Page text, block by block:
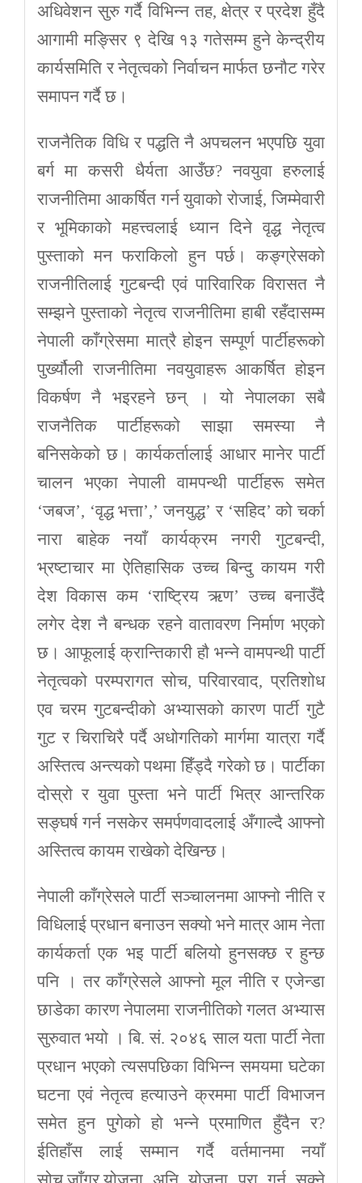
अधिवेशन सुरु गर्दै विभिन्न तह, क्षेत्र र प्रदेश हुँदै
आगामी मङ्सिर ९ देखि १३ गतेसम्म हुने केन्द्रीय
कार्यसमिति र नेतृत्वको निर्वाचन मार्फत छनौट गरेर
समापन गर्दै छ।
राजनैतिक विधि र पद्धति नै अपचलन भएपछि युवा
बर्ग मा कसरी धैर्यता आउँछ? नवयुवा हरुलाई
राजनीतिमा आकर्षित गर्न युवाको रोजाई, जिम्मेवारी
र भूमिकाको महत्त्वलाई ध्यान दिने वृद्ध नेतृत्व
पुस्ताको मन फराकिलो हुन पर्छ। कङ्ग्रेसको
राजनीतिलाई गुटबन्दी एवं पारिवारिक विरासत नै
सम्झने पुस्ताको नेतृत्व राजनीतिमा हाबी रहँदासम्म
नेपाली काँग्रेसमा मात्रै होइन सम्पूर्ण पार्टीहरूको
पुर्ख्यौली राजनीतिमा नवयुवाहरू आकर्षित होइन
विकर्षण नै भइरहने छन् । यो नेपालका सबै
राजनैतिक पार्टीहरूको साझा समस्या नै
बनिसकेको छ। कार्यकर्तालाई आधार मानेर पार्टी
चालन भएका नेपाली वामपन्थी पार्टीहरू समेत
‘जबज’, ‘वृद्ध भत्ता’,’ जनयुद्ध’ र ‘सहिद’ को चर्का
नारा बाहेक नयाँ कार्यक्रम नगरी गुटबन्दी,
भ्रष्टाचार मा ऐतिहासिक उच्च बिन्दु कायम गरी
देश विकास कम ‘राष्ट्रिय ऋण’ उच्च बनाउँदै
लगेर देश नै बन्धक रहने वातावरण निर्माण भएको
छ। आफूलाई क्रान्तिकारी हौ भन्ने वामपन्थी पार्टी
नेतृत्वको परम्परागत सोच, परिवारवाद, प्रतिशोध
एव चरम गुटबन्दीको अभ्यासको कारण पार्टी गुटै
गुट र चिराचिरै पर्दै अधोगतिको मार्गमा यात्रा गर्दै
अस्तित्व अन्त्यको पथमा हिँड्दै गरेको छ। पार्टीका
दोस्रो र युवा पुस्ता भने पार्टी भित्र आन्तरिक
सङ्घर्ष गर्न नसकेर समर्पणवादलाई अँगाल्दै आफ्नो
अस्तित्व कायम राखेको देखिन्छ।
नेपाली काँग्रेसले पार्टी सञ्चालनमा आफ्नो नीति र
विधिलाई प्रधान बनाउन सक्यो भने मात्र आम नेता
कार्यकर्ता एक भइ पार्टी बलियो हुनसक्छ र हुन्छ
पनि । तर काँग्रेसले आफ्नो मूल नीति र एजेन्डा
छाडेका कारण नेपालमा राजनीतिको गलत अभ्यास
सुरुवात भयो । बि. सं. २०४६ साल यता पार्टी नेता
प्रधान भएको त्यसपछिका विभिन्न समयमा घटेका
घटना एवं नेतृत्व हत्याउने क्रममा पार्टी विभाजन
समेत हुन पुगेको हो भन्ने प्रमाणित हुँदैन र?
ईतिहाँस लाई सम्मान गर्दै वर्तमानमा नयाँ